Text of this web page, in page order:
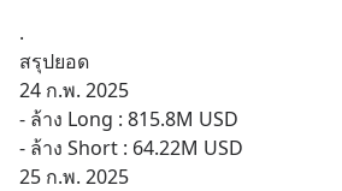
.
สรุปยอด
24 ก.พ. 2025
- ล้าง Long : 815.8M USD
- ล้าง Short : 64.22M USD
25 ก.พ. 2025